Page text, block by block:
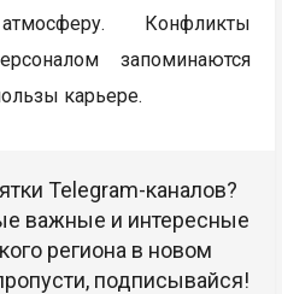
Конфликты
запоминаются
карьере.
Telegram-каналов?
важные и интересные
региона в новом
подписывайся!